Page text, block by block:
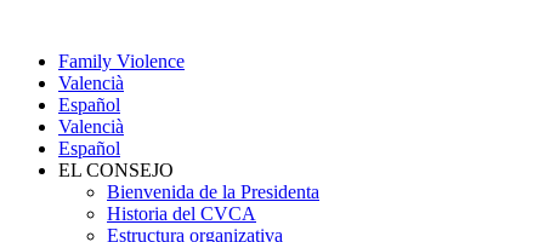
Family Violence
Valencià
Español
Valencià
Español
EL CONSEJO
Bienvenida de la Presidenta
Historia del CVCA
Estructura organizativa